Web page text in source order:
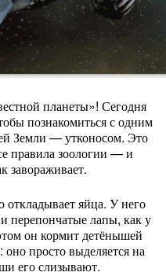
планеты»! Сегодня
познакомитьсясодним
Земли — утконосом. Это
правилазоологии — и
завораживает.
откладываетяйца. Унего
перепончатыелапы, каку
он кормитдетёнышей
онопростовыделяетсяна
егослизывают.